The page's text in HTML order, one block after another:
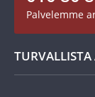
Evästeet
Tuotteiden
Palvelemme